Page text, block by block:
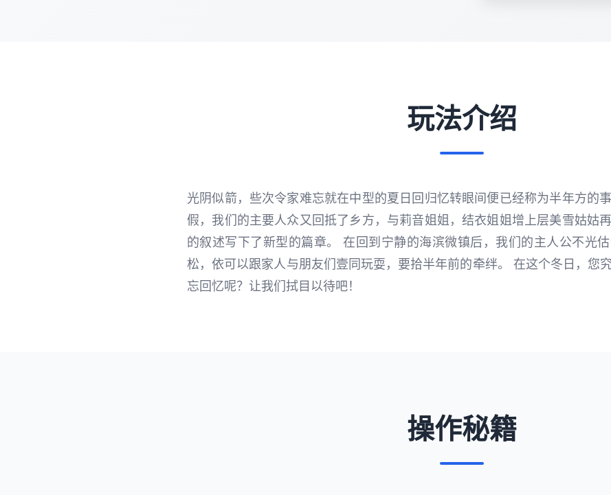
玩法介绍
光阴似箭，些次令家难忘就在中型的夏日回归忆转眼间便已经称为半年方的
假，我们的主要人众又回抵了乡方，与莉音姐姐，结衣姐姐增上层美雪姑姑
的叙述写下了新型的篇章。 在回到宁静的海滨微镇后，我们的主人公不光
松，依可以跟家人与朋友们壹同玩耍，要拾半年前的牵绊。 在这个冬日，您
忘回忆呢？让我们拭目以待吧！
操作秘籍